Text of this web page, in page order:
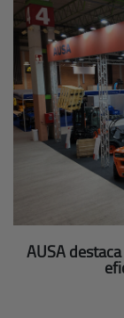
AUSA